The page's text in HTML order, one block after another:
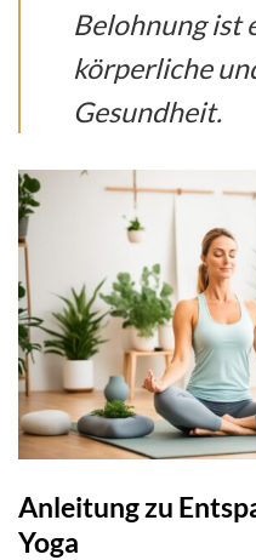
Belohnung ist
körperliche
Gesundheit.
Anleitung zu
Yoga